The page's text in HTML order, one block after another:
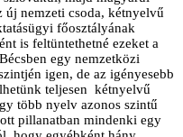
új nemzeti csoda, kétnyelvű
főosztályának
is feltüntethetné ezeket a
egy nemzetközi
igen, de az igényesebb
teljesen kétnyelvű
több nyelv azonos szintű
pillanatban mindenki egy